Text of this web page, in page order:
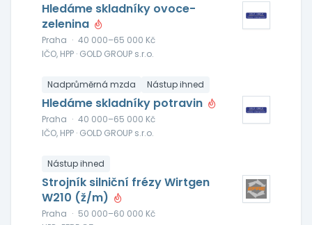
Hledáme skladníky ovoce-
zelenina
Praha · 40 000–65 000 Kč
IČO, HPP · GOLD GROUP s.r.o.
Nadprůměrná mzda Nástup ihned
Hledáme skladníky potravin
Praha · 40 000–65 000 Kč
IČO, HPP · GOLD GROUP s.r.o.
Nástup ihned
Strojník silniční frézy Wirtgen
W210 (ž/m)
Praha · 50 000–60 000 Kč